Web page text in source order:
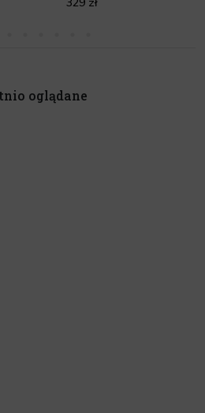
oglądane